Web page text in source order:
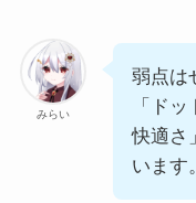
みらい
弱点は
「ド
快適さ
います。